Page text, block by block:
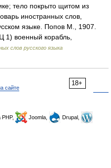
тело покрыто щитом из
иностранных слов,
языке. Попов М., 1907.
военный корабль,
слов русского языка
18+
сайте
PHP, Joomla,
Drupal,